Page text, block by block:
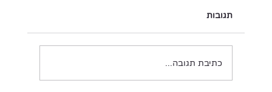
תגובות
כתיבת תגובה...